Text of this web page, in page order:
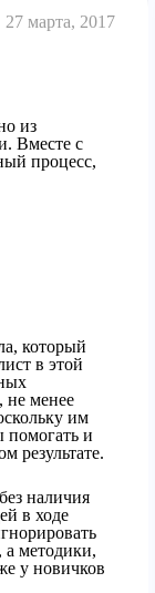
27 марта, 2017
из
Вместе с
процесс,
который
в этой
не менее
им
помогать и
результате.
наличия
в ходе
а методики,
у новичков